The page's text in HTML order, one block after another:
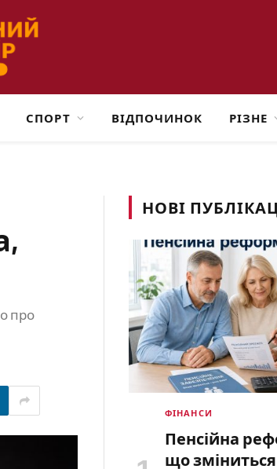
СПОРТ ВІДПОЧИНОК РІЗНЕ
про
НОВІ
ФІНАНСИ
Пенсійна
що